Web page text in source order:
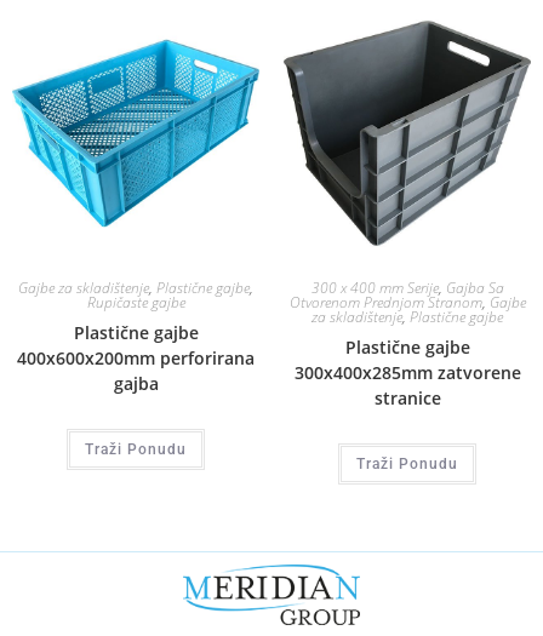
Gajbe za skladištenje, Plastične gajbe,
Rupičaste gajbe
Plastične gajbe
400x600x200mm perforirana
gajba
Traži Ponudu
300 x 400 mm Serije, Gajba Sa
Otvorenom Prednjom Stranom, Gajbe
za skladištenje, Plastične gajbe
Plastične gajbe
300x400x285mm zatvorene
stranice
Traži Ponudu